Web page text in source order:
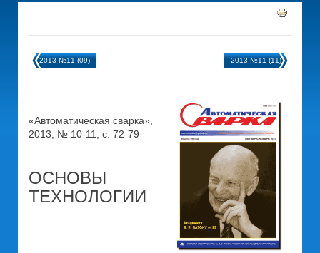
2013 №11 (09) 2013 №11 (11)
«Автоматическая сварка»,
2013, № 10-11, с. 72-79
ОСНОВЫ
ТЕХНОЛОГИИ